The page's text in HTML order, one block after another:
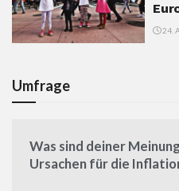
24.
Umfrage
Was sind deiner
Ursachen für die